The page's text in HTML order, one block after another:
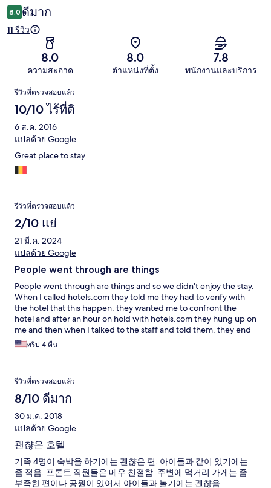
8.0 ดีมาก
11 รีวิว
8.0
ความสะอาด
8.0
ตำแหน่งที่ตั้ง
7.8
พนักงานและบริการ
รีวิว
รีวิวที่ตรวจสอบแล้ว
10/10 ไร้ที่ติ
6 ส.ค. 2016
แปลด้วย Google
Great place to stay
รีวิวที่ตรวจสอบแล้ว
2/10 แย่
21 มี.ค. 2024
แปลด้วย Google
People went through are things
People went through are things and so we didn't enjoy the stay.
When I called hotels.com they told me they had to verify with
the hotel that this happen. they wanted me to confront the
hotel and after an hour on hold with hotels.com they hung up on
me and then when I talked to the staff and told them. they end
up checking the cameras and told me they would send me the
clip and refund me, but they only refunded me half as i wanted
be gone through.
ทริป 4 คืน
รีวิวที่ตรวจสอบแล้ว
8/10 ดีมาก
30 ม.ค. 2018
แปลด้วย Google
괜챦은 호텔
기족 4명이 숙박을 하기에는 괜챦은 편. 아이들과 같이 있기에는
좀 적음. 프론트 직원들은 메우 친절함. 주변에 먹거리 가게는 좀
부족한 편이나 공원이 있어서 아이들과 놀기에는 괜챦음.